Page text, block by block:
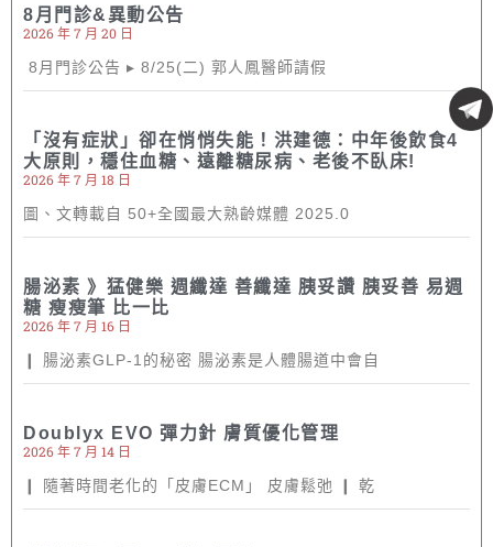
8月門診&異動公告
2026 年 7 月 20 日
8月門診公告 ▸ 8/25(二) 郭人鳳醫師請假
「沒有症狀」卻在悄悄失能！洪建德：中年後飲食4
大原則，穩住血糖、遠離糖尿病、老後不臥床!
2026 年 7 月 18 日
圖、文轉載自 50+全國最大熟齡媒體 2025.0
腸泌素 》猛健樂 週纖達 善纖達 胰妥讚 胰妥善 易週
糖 瘦瘦筆 比一比
2026 年 7 月 16 日
❙ 腸泌素GLP-1的秘密 腸泌素是人體腸道中會自
Doublyx EVO 彈力針 膚質優化管理
2026 年 7 月 14 日
❙ 隨著時間老化的「皮膚ECM」 皮膚鬆弛 ❙ 乾